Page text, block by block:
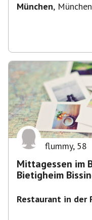
München,
flummy, 58
Mittagessen im
Bietigheim
Restaurant in der